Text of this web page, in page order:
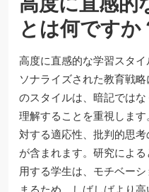
とは何ですか
高度に直感的な学習スタ
ソナライズされた教育戦
のスタイルは、暗記では
理解することを重視しま
対する適応性、批判的思
が含まれます。研究によ
用する学生は、モチベー